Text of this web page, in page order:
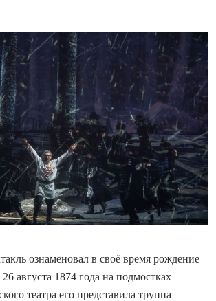
ознаменовал в своё время рождение
августа 1874 года на подмостках
театра его представила труппа